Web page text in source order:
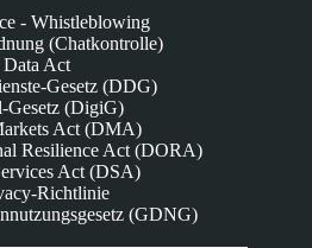
- Whistleblowing
(Chatkontrolle)
Data Act
Gesetz (DDG)
Gesetz (DigiG)
Act (DMA)
Resilience Act (DORA)
Act (DSA)
Richtlinie
(GDNG)